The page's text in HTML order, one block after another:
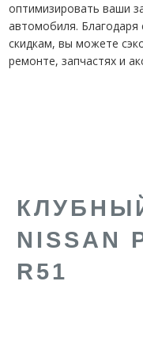
оптимизировать ваши
автомобиля.
скидкам, вы можете
ремонте, запчастях и
NISSAN
R51